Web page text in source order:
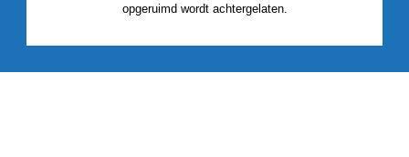
opgeruimd wordt achtergelaten.